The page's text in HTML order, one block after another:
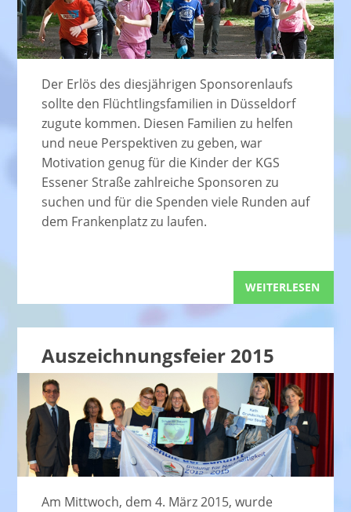
Der Erlös des diesjährigen Sponsorenlaufs
sollte den Flüchtlingsfamilien in Düsseldorf
zugute kommen. Diesen Familien zu helfen
und neue Perspektiven zu geben, war
Motivation genug für die Kinder der KGS
Essener Straße zahlreiche Sponsoren zu
suchen und für die Spenden viele Runden auf
dem Frankenplatz zu laufen.
WEITERLESEN
Auszeichnungsfeier 2015
Am Mittwoch, dem 4. März 2015, wurde